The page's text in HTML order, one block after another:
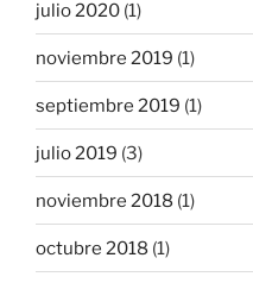
julio 2020 (1)
noviembre 2019 (1)
septiembre 2019 (1)
julio 2019 (3)
noviembre 2018 (1)
octubre 2018 (1)